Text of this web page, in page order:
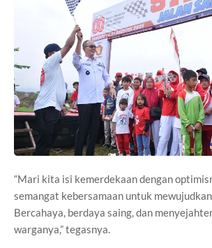
“Mari kita isi kemerdekaan dengan
semangat kebersamaan untuk
Bercahaya, berdaya saing, dan
warganya,” tegasnya.